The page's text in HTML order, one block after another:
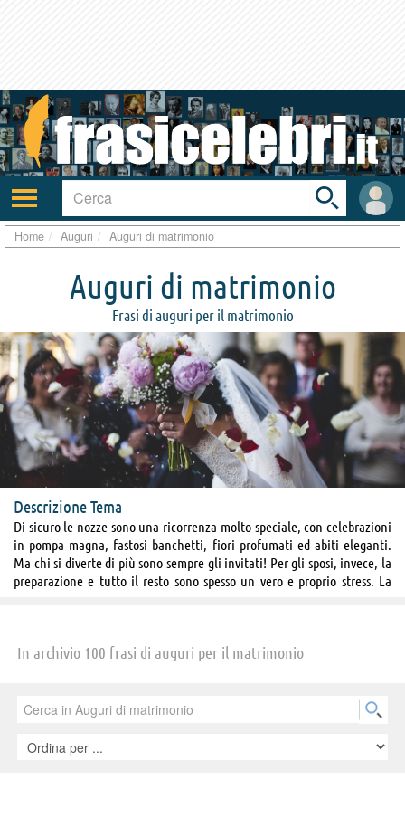
Attiva/disattiva
navigazione
User
area
Toggle
search
bar
Home Auguri Auguri di matrimonio
Auguri di matrimonio
Frasi di auguri per il matrimonio
Descrizione Tema
Di sicuro le nozze sono una ricorrenza molto speciale, con celebrazioni
in pompa magna, fastosi banchetti, fiori profumati ed abiti eleganti.
Ma chi si diverte di più sono sempre gli invitati! Per gli sposi, invece, la
preparazione e tutto il resto sono spesso un vero e proprio stress. La
selezione di frasi di augurio matrimoniale. Per fare le congratulazioni
Viva gli sposi!
In archivio 100 frasi di auguri per il matrimonio